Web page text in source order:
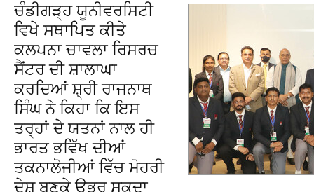
ਚੰਡੀਗੜ੍ਹ ਯੂਨੀਵਰਸਿਟੀ
ਵਿਖੇ ਸਥਾਪਿਤ ਕੀਤੇ
ਕਲਪਨਾ ਚਾਵਲਾ ਰਿਸਰਚ
ਸੈਂਟਰ ਦੀ ਸ਼ਾਲਾਘਾ
ਕਰਦਿਆਂ ਸ਼੍ਰੀ ਰਾਜਨਾਥ
ਸਿੰਘ ਨੇ ਕਿਹਾ ਕਿ ਇਸ
ਤਰ੍ਹਾਂ ਦੇ ਯਤਨਾਂ ਨਾਲ ਹੀ
ਭਾਰਤ ਭਵਿੱਖ ਦੀਆਂ
ਤਕਨਾਲੋਜੀਆਂ ਵਿੱਚ ਮੋਹਰੀ
ਦੇਸ਼ ਬਣਕੇ ਉਭਰ ਸਕਦਾ